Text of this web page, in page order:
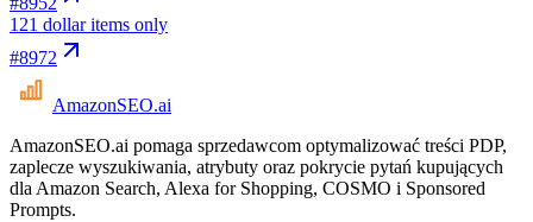
121 dollar items only
#8972
AmazonSEO.ai
AmazonSEO.ai pomaga sprzedawcom optymalizować treści PDP,
zaplecze wyszukiwania, atrybuty oraz pokrycie pytań kupujących
dla Amazon Search, Alexa for Shopping, COSMO i Sponsored
Prompts.